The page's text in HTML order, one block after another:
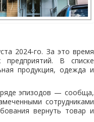
2024‑го. За это время
В списке
продукция, одежда и
ряде эпизодов — сообща,
сотрудниками
вернуть товар и